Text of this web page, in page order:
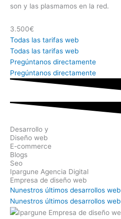
son y las plasmamos en la red.
3.500€
Todas las tarifas web
Todas las tarifas web
Pregúntanos directamente
Pregúntanos directamente
Desarrollo y
Diseño web
E-commerce
Blogs
Seo
Ipargune Agencia Digital
Empresa de diseño web
Nunestros últimos desarrollos web
Nunestros últimos desarrollos web